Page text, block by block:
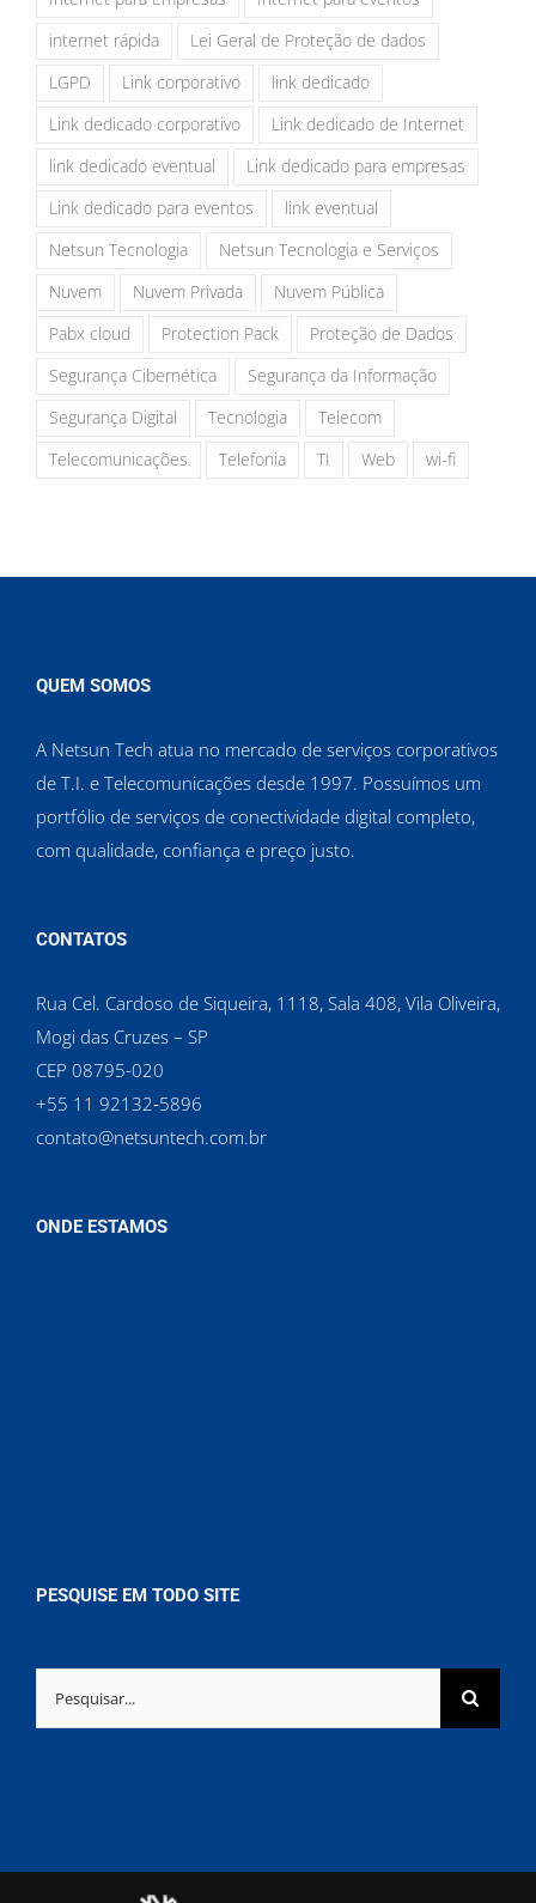
internet rápida
Lei Geral de Proteção de dados
LGPD
Link corporativo
link dedicado
Link dedicado corporativo
Link dedicado de Internet
link dedicado eventual
Link dedicado para empresas
Link dedicado para eventos
link eventual
Netsun Tecnologia
Netsun Tecnologia e Serviços
Nuvem
Nuvem Privada
Nuvem Pública
Pabx cloud
Protection Pack
Proteção de Dados
Segurança Cibernética
Segurança da Informação
Segurança Digital
Tecnologia
Telecom
Telecomunicações
Telefonia TI Web wi-fi
QUEM SOMOS
A Netsun Tech atua no mercado de serviços corporativos
de T.I. e Telecomunicações desde 1997. Possuímos um
portfólio de serviços de conectividade digital completo,
com qualidade, confiança e preço justo.
CONTATOS
Rua Cel. Cardoso de Siqueira, 1118, Sala 408, Vila Oliveira,
Mogi das Cruzes – SP
CEP 08795-020
‪+55 11 92132‑5896‬
contato@netsuntech.com.br
ONDE ESTAMOS
PESQUISE EM TODO SITE